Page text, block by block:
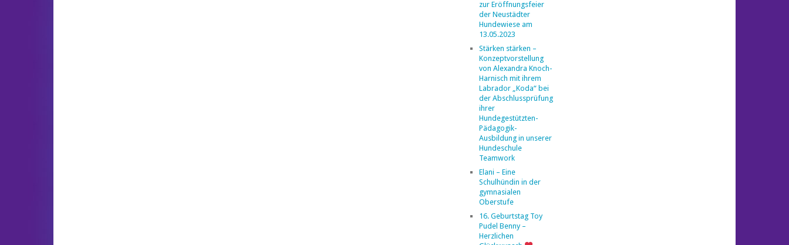
zur Eröffnungsfeier
der Neustädter
Hundewiese am
13.05.2023
Stärken stärken –
Konzeptvorstellung
von Alexandra Knoch-
Harnisch mit ihrem
Labrador „Koda“ bei
der Abschlussprüfung
ihrer
Hundegestützten-
Pädagogik-
Ausbildung in unserer
Hundeschule
Teamwork
Elani – Eine
Schulhündin in der
gymnasialen
Oberstufe
16. Geburtstag Toy
Pudel Benny –
Herzlichen